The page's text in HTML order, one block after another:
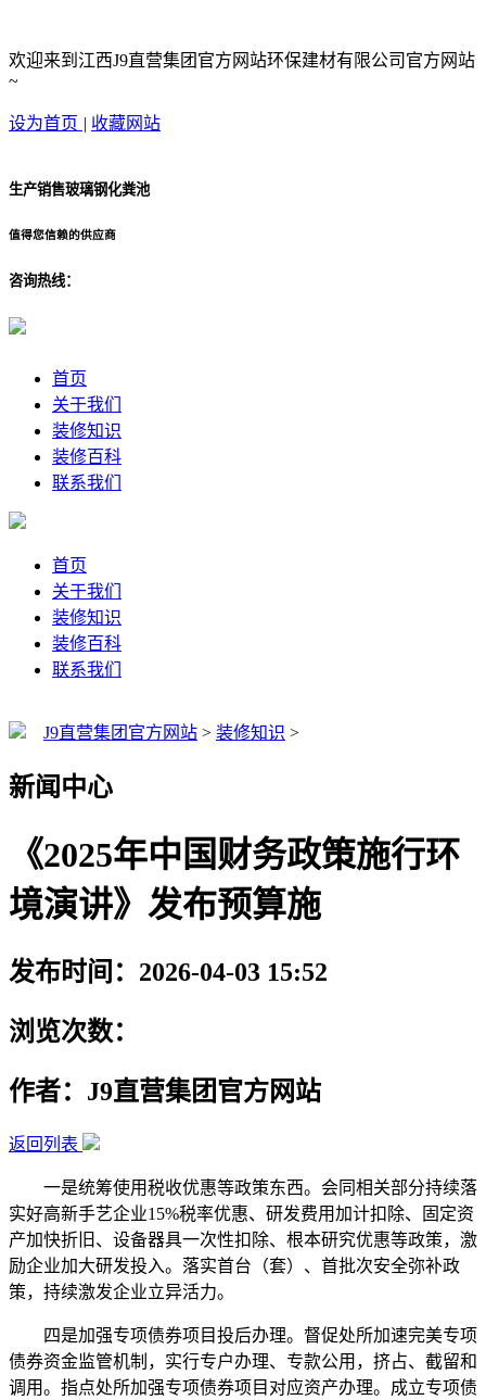
欢迎来到江西J9直营集团官方网站环保建材有限公司官方网站
~
设为首页 | 收藏网站
生产销售玻璃钢化粪池
值得您信赖的供应商
咨询热线：
首页
关于我们
装修知识
装修百科
联系我们
首页
关于我们
装修知识
装修百科
联系我们
J9直营集团官方网站 > 装修知识 >
新闻中心
《2025年中国财务政策施行环
境演讲》发布预算施
发布时间：2026-04-03 15:52
浏览次数：
作者：J9直营集团官方网站
返回列表
一是统筹使用税收优惠等政策东西。会同相关部分持续落
实好高新手艺企业15%税率优惠、研发费用加计扣除、固定资
产加快折旧、设备器具一次性扣除、根本研究优惠等政策，激
励企业加大研发投入。落实首台（套）、首批次安全弥补政
策，持续激发企业立异活力。
四是加强专项债券项目投后办理。督促处所加速完美专项
债券资金监管机制，实行专户办理、专款公用，挤占、截留和
调用。指点处所加强专项债券项目对应资产办理。成立专项债